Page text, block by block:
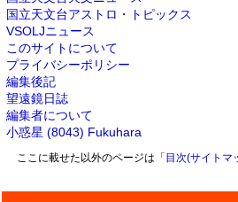
国立天文台アストロ・トピックス
VSOLJニュース
このサイトについて
プライバシーポリシー
編集後記
望遠鏡日誌
編集者について
小惑星 (8043) Fukuhara
ここに載せた以外のページは「 目次(サイトマ